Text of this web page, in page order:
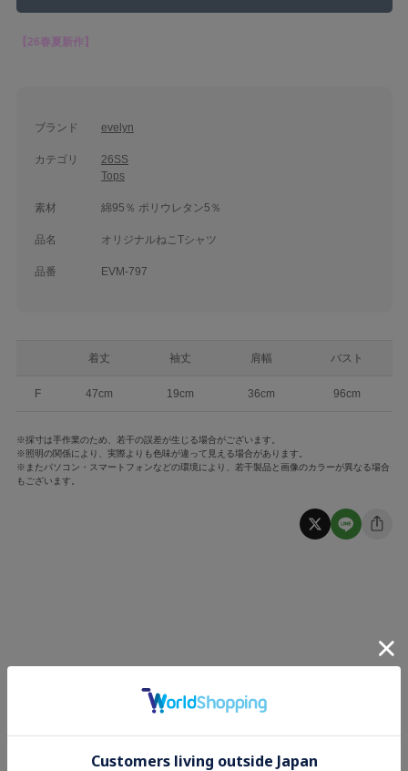
【26春夏新作】
ブランド evelyn
カテゴリ
26SS
Tops
素材 綿95％ ポリウレタン5％
品名 オリジナルねこTシャツ
品番 EVM-797
着丈 袖丈 肩幅 バスト
F 47cm 19cm 36cm 96cm
※採寸は手作業のため、若干の誤差が生じる場合がございます。
※照明の関係により、実際よりも色味が違って見える場合があります。
※またパソコン・スマートフォンなどの環境により、若干製品と画像のカラーが異なる場合
もございます。